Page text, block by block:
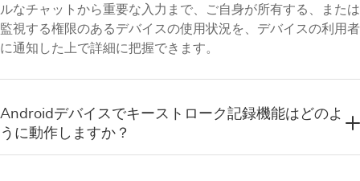
ルなチャットから重要な入力まで、ご自身が所有する、または
監視する権限のあるデバイスの使用状況を、デバイスの利用者
に通知した上で詳細に把握できます。
Androidデバイスでキーストローク記録機能はどのよ
うに動作しますか？